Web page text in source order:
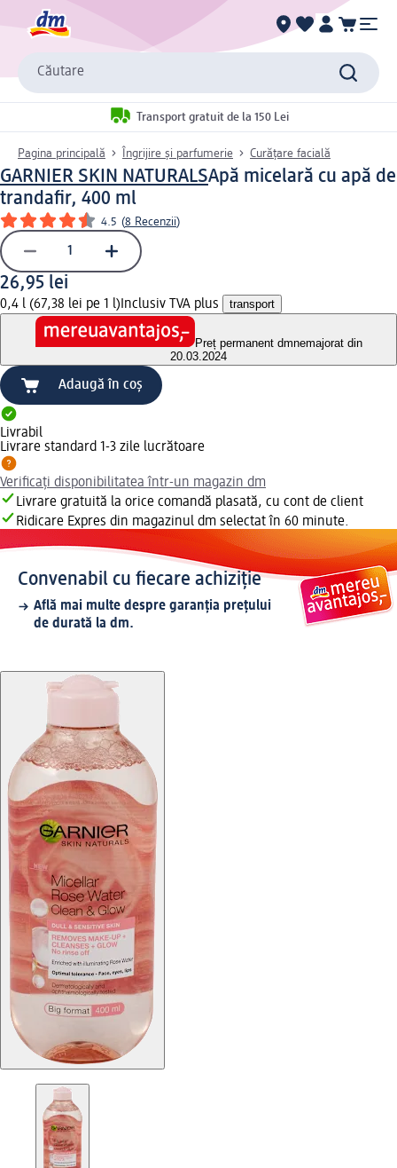
Căutare
Transport gratuit de la 150 Lei
Pagina principală Îngrijire și parfumerie Curățare facială
GARNIER SKIN NATURALSApă micelară cu apă de
trandafir, 400 ml
4.5 (8 Recenzii)
26,95 lei
0,4 l (67,38 lei pe 1 l) Inclusiv TVA plus transport
Preț permanent dmnemajorat din
20.03.2024
Adaugă în coș
Livrabil
Livrare standard 1-3 zile lucrătoare
Verificați disponibilitatea într-un magazin dm
Livrare gratuită la orice comandă plasată, cu cont de client
Ridicare Expres din magazinul dm selectat în 60 minute.
Convenabil cu fiecare achiziție
Află mai multe despre garanția prețului
de durată la dm.